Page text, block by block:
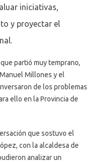
iniciativas,
y proyectar el
partió muy temprano,
Millones y el
de los problemas
ello en la Provincia de
que sostuvo el
con la alcaldesa de
analizar un